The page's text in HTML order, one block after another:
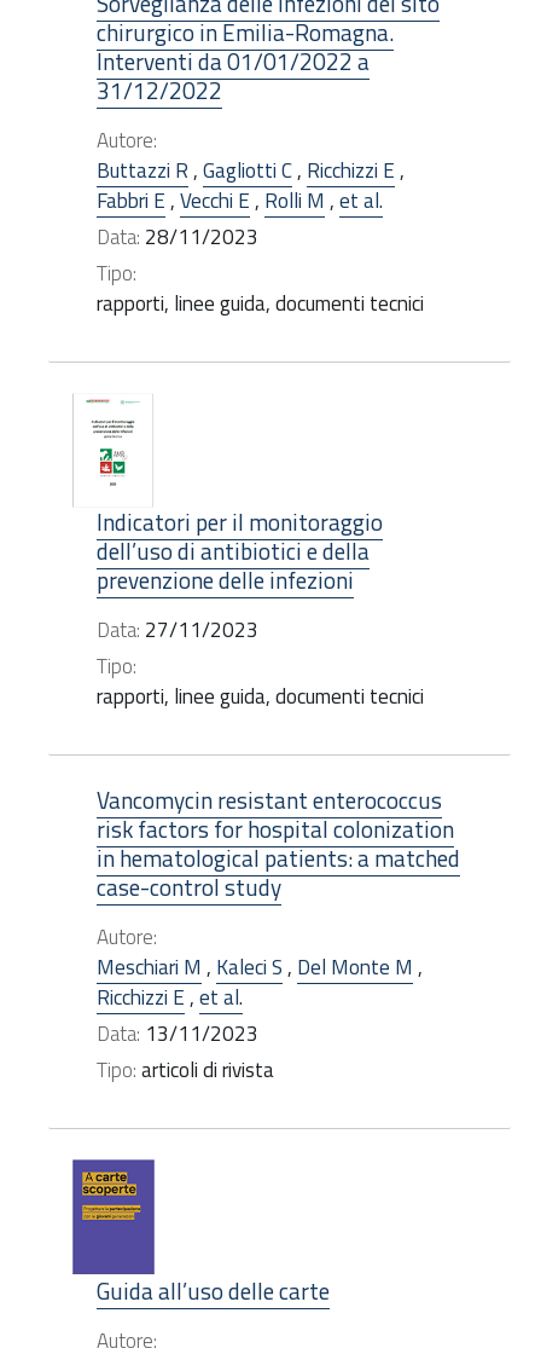
chirurgico in Emilia-Romagna.
Interventi da 01/01/2022 a
31/12/2022
Autore:
Buttazzi R,Gagliotti C, Ricchizzi E,
Fabbri E,Vecchi E, Rolli M ,et al.
Data: 28/11/2023
Tipo:
rapporti, linee guida, documenti tecnici
Indicatori per il monitoraggio
dell’uso di antibiotici e della
prevenzione delle infezioni
Data: 27/11/2023
Tipo:
rapporti, linee guida, documenti tecnici
Vancomycin resistant enterococcus
risk factors for hospital colonization
in hematological patients: a matched
case-control study
Autore:
Meschiari M , Kaleci S, Del Monte M ,
Ricchizzi E,et al.
Data: 13/11/2023
Tipo:articoli di rivista
Guida all’uso delle carte
Autore: